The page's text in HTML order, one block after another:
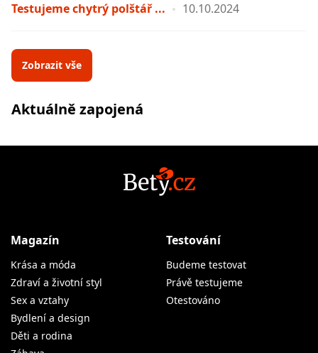
Testujeme chytrý polštář ...
10.10.2024
Zobrazit vše
Aktuálně zapojená
Magazín
Krása a móda
Zdraví a životní styl
Sex a vztahy
Bydlení a design
Děti a rodina
Testování
Budeme testovat
Právě testujeme
Otestováno